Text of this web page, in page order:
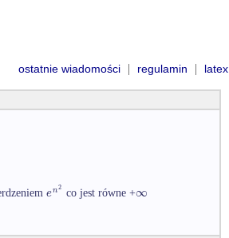
ostatnie wiadomości | regulamin | latex
en2 co jest równe +∞